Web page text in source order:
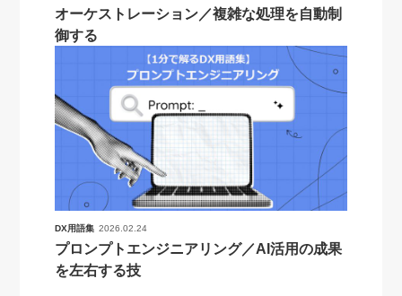
オーケストレーション／複雑な処理を自動制
御する
DX用語集 2026.02.24
プロンプトエンジニアリング／AI活用の成果
を左右する技